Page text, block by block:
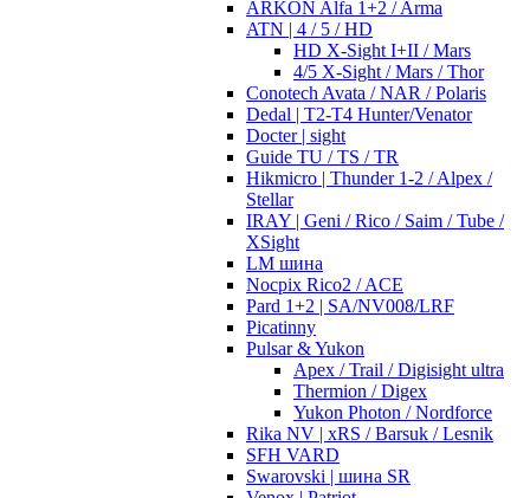
ARKON Alfa 1+2 / Arma
ATN | 4 / 5 / HD
HD X-Sight I+II / Mars
4/5 X-Sight / Mars / Thor
Conotech Avata / NAR / Polaris
Dedal | T2-T4 Hunter/Venator
Docter | sight
Guide TU / TS / TR
Hikmicro | Thunder 1-2 / Alpex /
Stellar
IRAY | Geni / Rico / Saim / Tube /
XSight
LM шина
Nocpix Rico2 / ACE
Pard 1+2 | SA/NV008/LRF
Picatinny
Pulsar & Yukon
Apex / Trail / Digisight ultra
Thermion / Digex
Yukon Photon / Nordforce
Rika NV | xRS / Barsuk / Lesnik
SFH VARD
Swarovski | шина SR